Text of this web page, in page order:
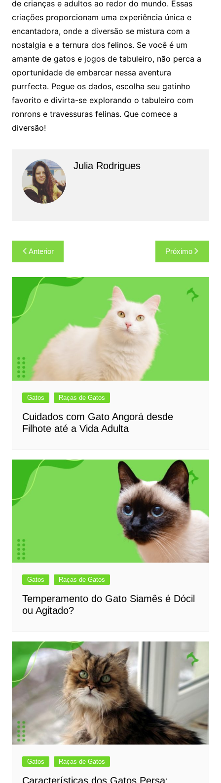
de crianças e adultos ao redor do mundo. Essas
criações proporcionam uma experiência única e
encantadora, onde a diversão se mistura com a
nostalgia e a ternura dos felinos. Se você é um
amante de gatos e jogos de tabuleiro, não perca a
oportunidade de embarcar nessa aventura
purrfecta. Pegue os dados, escolha seu gatinho
favorito e divirta-se explorando o tabuleiro com
ronrons e travessuras felinas. Que comece a
diversão!
Julia Rodrigues
Navegação
de
Post
Anterior Próximo
Gatos Raças de Gatos
Cuidados com Gato Angorá desde
Filhote até a Vida Adulta
Gatos Raças de Gatos
Temperamento do Gato Siamês é Dócil
ou Agitado?
Gatos Raças de Gatos
Características dos Gatos Persa: